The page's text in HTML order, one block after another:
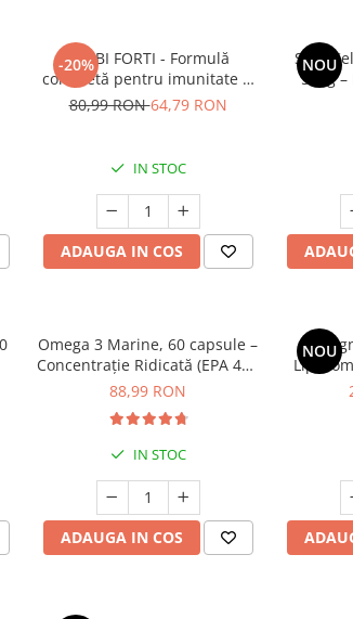
-20%
BIMBI FORTI - Formulă
completă pentru imunitate și
respirator copii > 3 ani
80,99 RON64,79 RON
IN STOC
ADAUGA IN COS
NOU
Sare
500g
Omega 3 Marine, 60 capsule –
Concentrație Ridicată (EPA 400
mg / DHA 300 mg) pentru
88,99 RON
IN STOC
ADAUGA IN COS
NOU